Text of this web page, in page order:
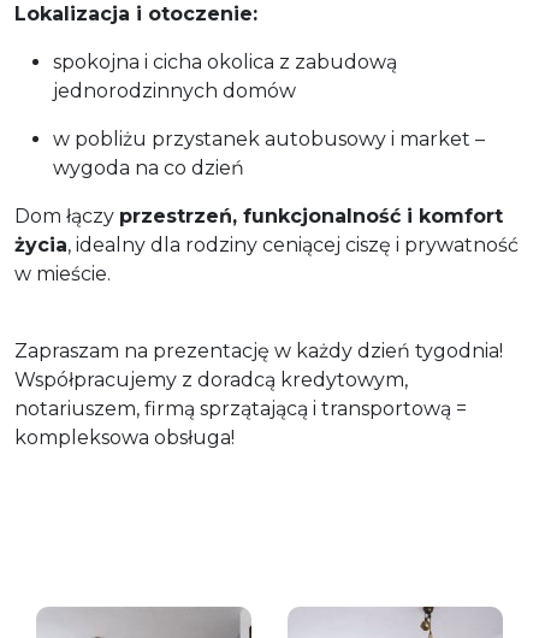
Lokalizacja i otoczenie:
spokojna i cicha okolica z zabudową
jednorodzinnych domów
w pobliżu przystanek autobusowy i market –
wygoda na co dzień
Dom łączy przestrzeń, funkcjonalność i komfort
życia, idealny dla rodziny ceniącej ciszę i prywatność
w mieście.
Zapraszam na prezentację w każdy dzień tygodnia!
Współpracujemy z doradcą kredytowym,
notariuszem, firmą sprzątającą i transportową =
kompleksowa obsługa!